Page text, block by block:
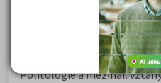
Ekonomické fakulty
Politologie a mezinár.